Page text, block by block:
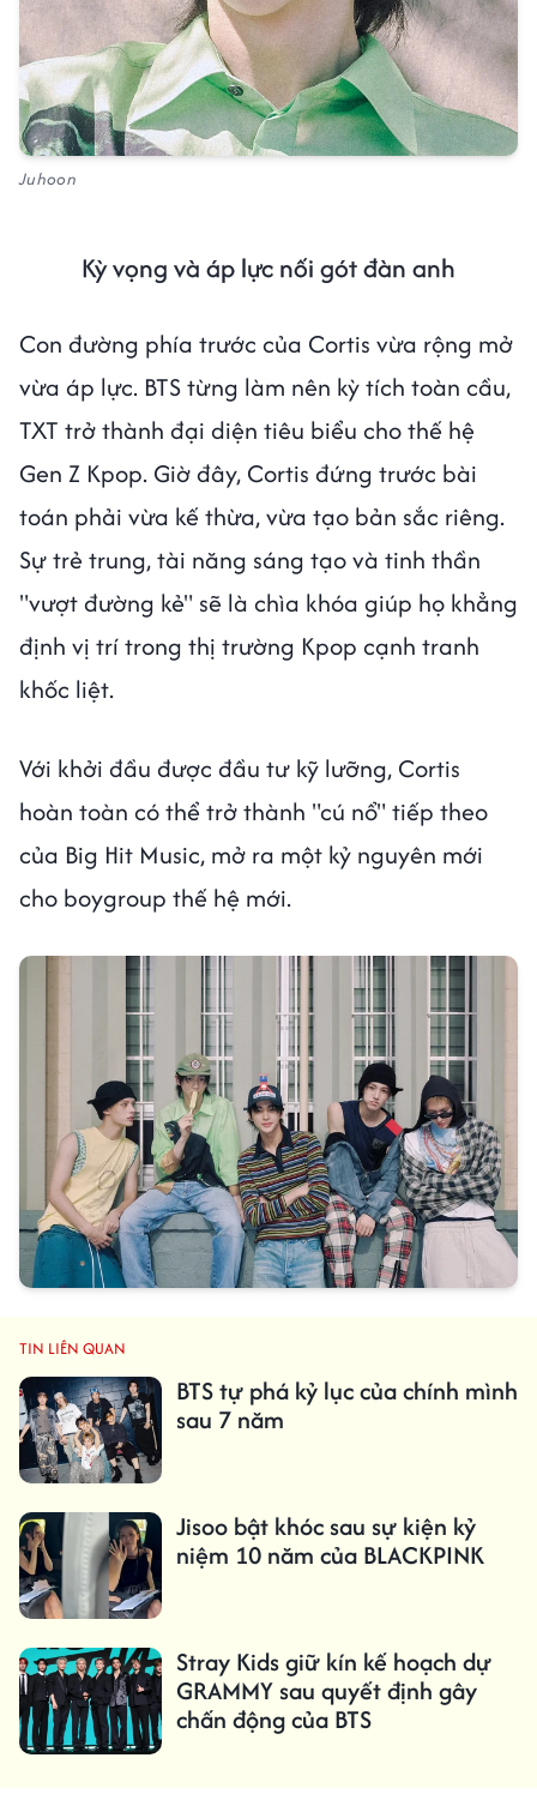
Juhoon
Kỳ vọng và áp lực nối gót đàn anh
Con đường phía trước của Cortis vừa rộng mở
vừa áp lực. BTS từng làm nên kỳ tích toàn cầu,
TXT trở thành đại diện tiêu biểu cho thế hệ
Gen Z Kpop. Giờ đây, Cortis đứng trước bài
toán phải vừa kế thừa, vừa tạo bản sắc riêng.
Sự trẻ trung, tài năng sáng tạo và tinh thần
"vượt đường kẻ" sẽ là chìa khóa giúp họ khẳng
định vị trí trong thị trường Kpop cạnh tranh
khốc liệt.
Với khởi đầu được đầu tư kỹ lưỡng, Cortis
hoàn toàn có thể trở thành "cú nổ" tiếp theo
của Big Hit Music, mở ra một kỷ nguyên mới
cho boygroup thế hệ mới.
TIN LIÊN QUAN
BTS tự phá kỷ lục của chính mình
sau 7 năm
Jisoo bật khóc sau sự kiện kỷ
niệm 10 năm của BLACKPINK
Stray Kids giữ kín kế hoạch dự
GRAMMY sau quyết định gây
chấn động của BTS